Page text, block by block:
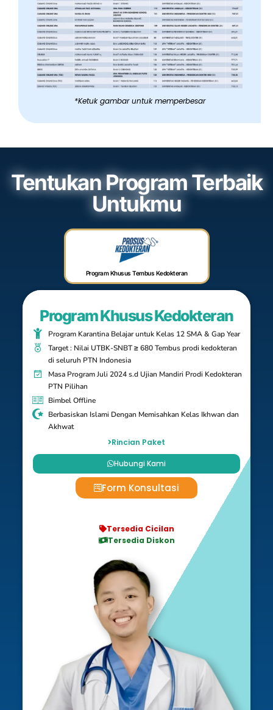
*Ketuk gambar untuk memperbesar
Tentukan Program Terbaik
Untukmu
Program Khusus Tembus Kedokteran
Program Khusus Kedokteran
Program Karantina Belajar untuk Kelas 12 SMA & Gap Year
Target : Nilai UTBK-SNBT ≥ 680 Tembus prodi kedokteran
di seluruh PTN Indonesia
Masa Program Juli 2024 s.d Ujian Mandiri Prodi Kedokteran
PTN Pilihan
Bimbel Offline
Berbasiskan Islami Dengan Memisahkan Kelas Ikhwan dan
Akhwat
Rincian Paket
Hubungi Kami
Form Konsultasi
Tersedia Cicilan
Tersedia Diskon